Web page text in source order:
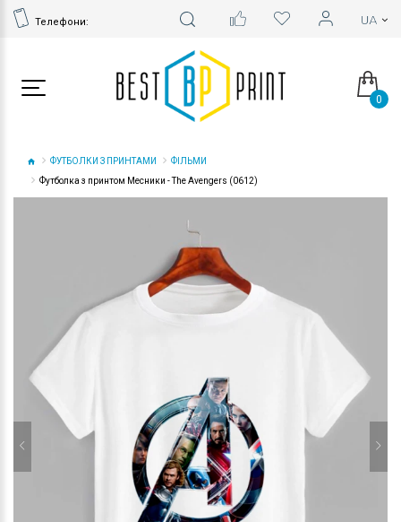
Телефони:
0
ФУТБОЛКИ З ПРИНТАМИ
ФІЛЬМИ
Футболка з принтом Месники - The Avengers (0612)